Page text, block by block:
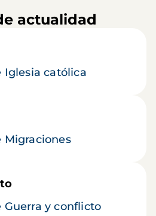
actualidad
Iglesia católica
Migraciones
Guerra y conflicto